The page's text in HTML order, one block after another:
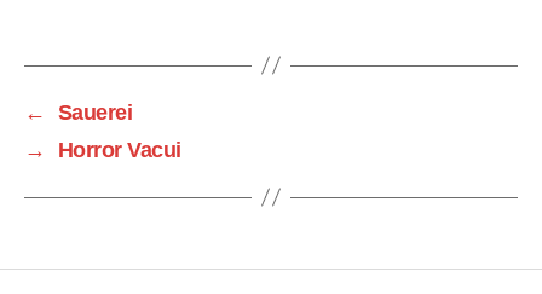
←
Sauerei
→
Horror Vacui